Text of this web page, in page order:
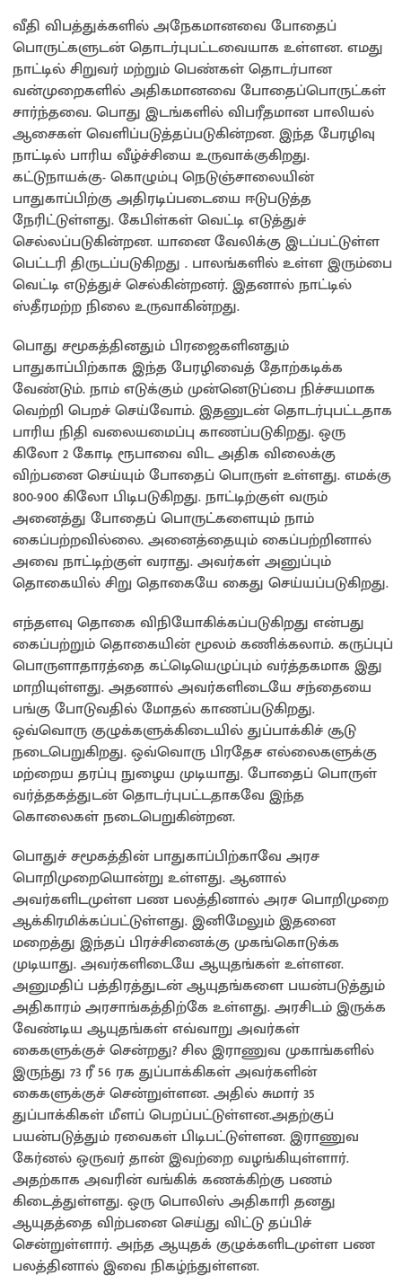
வீதி விபத்துக்களில் அநேகமானவை போதைப்
பொருட்களுடன் தொடர்புபட்டவையாக உள்ளன. எமது
நாட்டில் சிறுவர் மற்றும் பெண்கள் தொடர்பான
வன்முறைகளில் அதிகமானவை போதைப்பொருட்கள்
சார்ந்தவை. பொது இடங்களில் விபரீதமான பாலியல்
ஆசைகள் வெளிப்படுத்தப்படுகின்றன. இந்த பேரழிவு
நாட்டில் பாரிய வீழ்ச்சியை உருவாக்குகிறது.
கட்டுநாயக்கு- கொழும்பு நெடுஞ்சாலையின்
பாதுகாப்பிற்கு அதிரடிப்படையை ஈடுபடுத்த
நேரிட்டுள்ளது. கேபிள்கள் வெட்டி எடுத்துச்
செல்லப்படுகின்றன. யானை வேலிக்கு இடப்பட்டுள்ள
பெட்டரி திருடப்படுகிறது . பாலங்களில் உள்ள இரும்பை
வெட்டி எடுத்துச் செல்கின்றனர். இதனால் நாட்டில்
ஸ்தீரமற்ற நிலை உருவாகின்றது.
பொது சமூகத்தினதும் பிரஜைகளினதும்
பாதுகாப்பிற்காக இந்த பேரழிவைத் தோற்கடிக்க
வேண்டும். நாம் எடுக்கும் முன்னெடுப்பை நிச்சயமாக
வெற்றி பெறச் செய்வோம். இதனுடன் தொடர்புபட்டதாக
பாரிய நிதி வலையமைப்பு காணப்படுகிறது. ஒரு
கிலோ 2 கோடி ரூபாவை விட அதிக விலைக்கு
விற்பனை செய்யும் போதைப் பொருள் உள்ளது. எமக்கு
800-900 கிலோ பிடிபடுகிறது. நாட்டிற்குள் வரும்
அனைத்து போதைப் பொருட்களையும் நாம்
கைப்பற்றவில்லை. அனைத்தையும் கைப்பற்றினால்
அவை நாட்டிற்குள் வராது. அவர்கள் அனுப்பும்
தொகையில் சிறு தொகையே கைது செய்யப்படுகிறது.
எந்தளவு தொகை விநியோகிக்கப்படுகிறது என்பது
கைப்பற்றும் தொகையின் மூலம் கணிக்கலாம். கருப்புப்
பொருளாதாரத்தை கட்டெியெழுப்பும் வர்த்தகமாக இது
மாறியுள்ளது. அதனால் அவர்களிடையே சந்தையை
பங்கு போடுவதில் மோதல் காணப்படுகிறது.
ஒவ்வொரு குழுக்களுக்கிடையில் துப்பாக்கிச் சூடு
நடைபெறுகிறது. ஒவ்வொரு பிரதேச எல்லைகளுக்கு
மற்றைய தரப்பு நுழைய முடியாது. போதைப் பொருள்
வர்த்தகத்துடன் தொடர்புபட்டதாகவே இந்த
கொலைகள் நடைபெறுகின்றன.
பொதுச் சமூகத்தின் பாதுகாப்பிற்காவே அரச
பொறிமுறையொன்று உள்ளது. ஆனால்
அவர்களிடமுள்ள பண பலத்தினால் அரச பொறிமுறை
ஆக்கிரமிக்கப்பட்டுள்ளது. இனிமேலும் இதனை
மறைத்து இந்தப் பிரச்சினைக்கு முகங்கொடுக்க
முடியாது. அவர்களிடையே ஆயுதங்கள் உள்ளன.
அனுமதிப் பத்திரத்துடன் ஆயுதங்களை பயன்படுத்தும்
அதிகாரம் அரசாங்கத்திற்கே உள்ளது. அரசிடம் இருக்க
வேண்டிய ஆயுதங்கள் எவ்வாறு அவர்கள்
கைகளுக்குச் சென்றது? சில இராணுவ முகாங்களில்
இருந்து 73 ரீ 56 ரக துப்பாக்கிகள் அவர்களின்
கைகளுக்குச் சென்றுள்ளன. அதில் சுமார் 35
துப்பாக்கிகள் மீளப் பெறப்பட்டுள்ளன.அதற்குப்
பயன்படுத்தும் ரவைகள் பிடிபட்டுள்ளன. இராணுவ
கேர்னல் ஒருவர் தான் இவற்றை வழங்கியுள்ளார்.
அதற்காக அவரின் வங்கிக் கணக்கிற்கு பணம்
கிடைத்துள்ளது. ஒரு பொலிஸ் அதிகாரி தனது
ஆயுதத்தை விற்பனை செய்து விட்டு தப்பிச்
சென்றுள்ளார். அந்த ஆயுதக் குழுக்களிடமுள்ள பண
பலத்தினால் இவை நிகழ்ந்துள்ளன.